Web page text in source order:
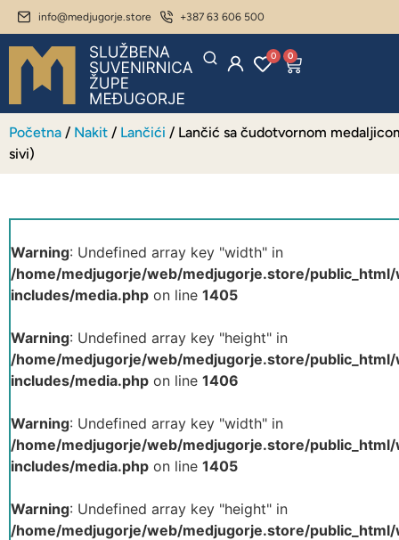
info@medjugorje.store +387 63 606 500
0 0
Početna / Nakit / Lančići / Lančić sa čudotvornom
sivi)
Warning: Undefined array key "width" in
/home/medjugorje/web/medjugorje.store/
includes/media.php on line 1405
Warning: Undefined array key "height" in
/home/medjugorje/web/medjugorje.store/
includes/media.php on line 1406
Warning: Undefined array key "width" in
/home/medjugorje/web/medjugorje.store/
includes/media.php on line 1405
Warning: Undefined array key "height" in
/home/medjugorje/web/medjugorje.store/